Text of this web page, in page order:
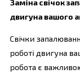
Заміна свічок
двигуна вашого
Свічки
роботі двигуна
робота є